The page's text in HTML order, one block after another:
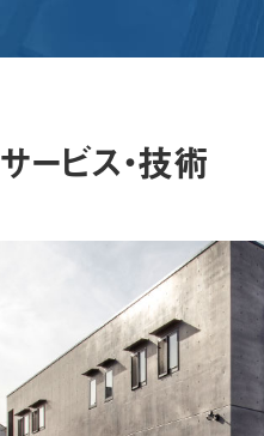
サービス・技術